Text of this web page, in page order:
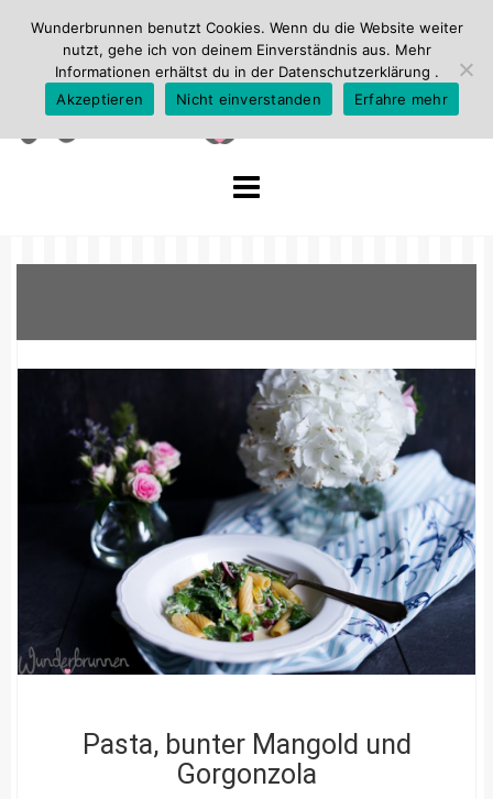
Pasta, bunter Mangold und
Gorgonzola
Wunderbrunnen benutzt Cookies. Wenn du die Website weiter
nutzt, gehe ich von deinem Einverständnis aus. Mehr
Informationen erhältst du in der Datenschutzerklärung .
Akzeptieren
Nicht einverstanden Erfahre mehr